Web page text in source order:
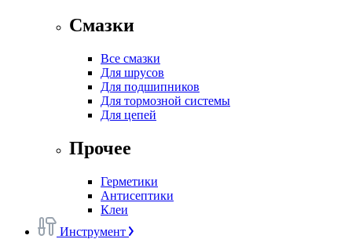
Смазки
Все смазки
Для шрусов
Для подшипников
Для тормозной системы
Для цепей
Прочее
Герметики
Антисептики
Клеи
Инструмент